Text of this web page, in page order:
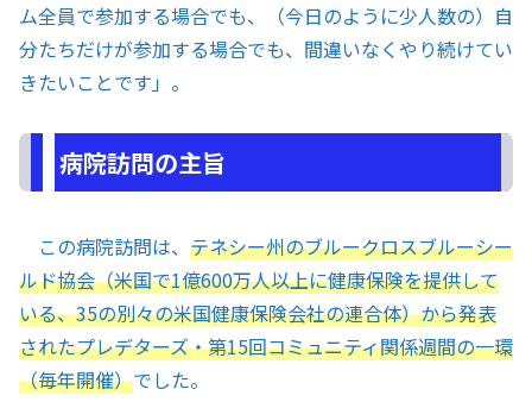
ム全員で参加する場合でも、（今日のように少人数の）自
分たちだけが参加する場合でも、間違いなくやり続けてい
きたいことです」。
病院訪問の主旨
この病院訪問は、 テネシー州のブルークロスブルーシー
ルド協会（米国で1億600万人以上に健康保険を提供して
いる、35の別々の米国健康保険会社の連合体）から発表
されたプレデターズ・第15回コミュニティ関係週間の一環
（毎年開催）でした。